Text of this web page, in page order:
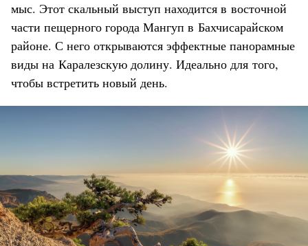
мыс. Этот скальный выступ находится в восточной
части пещерного города Мангуп в Бахчисарайском
районе. С него открываются эффектные панорамные
виды на Каралезскую долину. Идеально для того,
чтобы встретить новый день.